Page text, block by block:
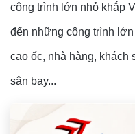
công trình lớn nhỏ khắp
đến những công trình
cao ốc, nhà hàng, khách
sân bay...